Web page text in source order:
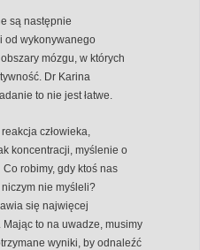
są następnie
od wykonywanego
mózgu, w których
Dr Karina
to nie jest łatwe.
człowieka,
koncentracji, myślenie o
robimy, gdy ktoś nas
nie myśleli?
się najwięcej
to na uwadze, musimy
wyniki, by odnaleźć